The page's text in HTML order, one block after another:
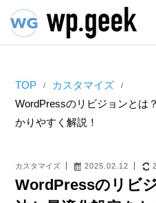
TOP
カスタマイズ
WordPressのリビジョンとは
かりやすく解説！
カスタマイズ 2025.02.12
WordPressのリビ